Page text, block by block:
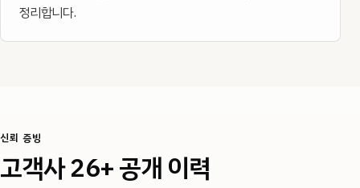
정리합니다.
신뢰 증빙
고객사 26+ 공개 이력